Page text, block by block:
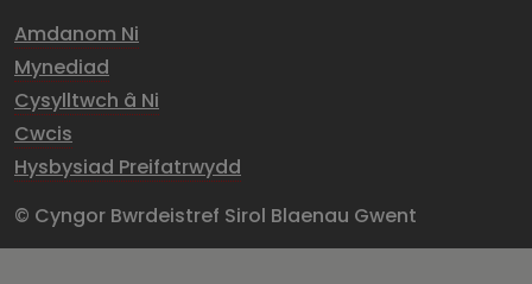
Amdanom Ni
Mynediad
Cysylltwch â Ni
Cwcis
Hysbysiad Preifatrwydd
© Cyngor Bwrdeistref Sirol Blaenau Gwent